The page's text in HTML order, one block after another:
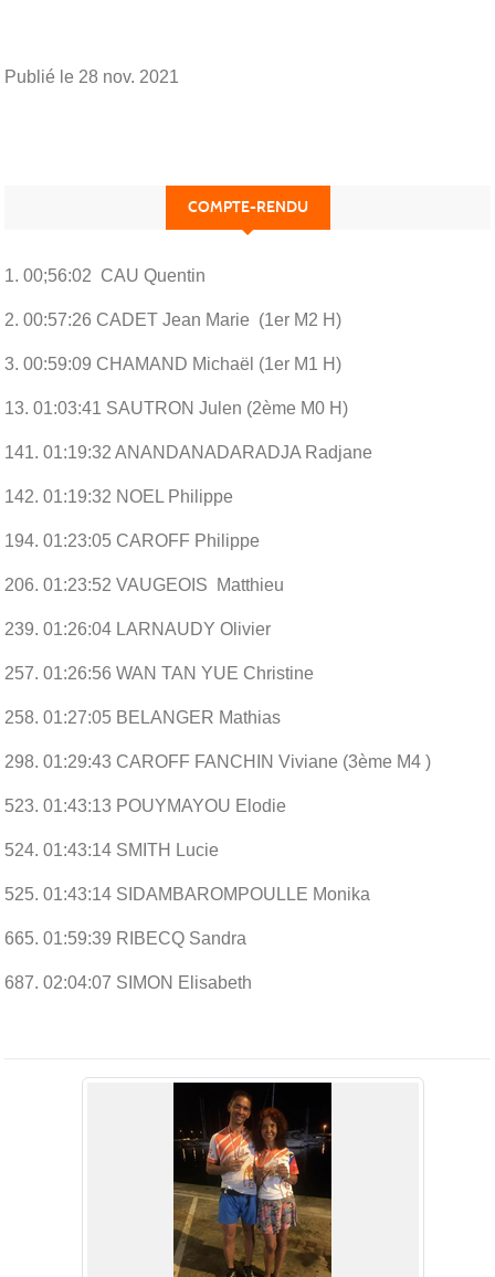
Publié le 28 nov. 2021
COMPTE-RENDU
1. 00;56:02 CAU Quentin
2. 00:57:26 CADET Jean Marie (1er M2 H)
3. 00:59:09 CHAMAND Michaël (1er M1 H)
13. 01:03:41 SAUTRON Julen (2ème M0 H)
141. 01:19:32 ANANDANADARADJA Radjane
142. 01:19:32 NOEL Philippe
194. 01:23:05 CAROFF Philippe
206. 01:23:52 VAUGEOIS Matthieu
239. 01:26:04 LARNAUDY Olivier
257. 01:26:56 WAN TAN YUE Christine
258. 01:27:05 BELANGER Mathias
298. 01:29:43 CAROFF FANCHIN Viviane (3ème M4 )
523. 01:43:13 POUYMAYOU Elodie
524. 01:43:14 SMITH Lucie
525. 01:43:14 SIDAMBAROMPOULLE Monika
665. 01:59:39 RIBECQ Sandra
687. 02:04:07 SIMON Elisabeth